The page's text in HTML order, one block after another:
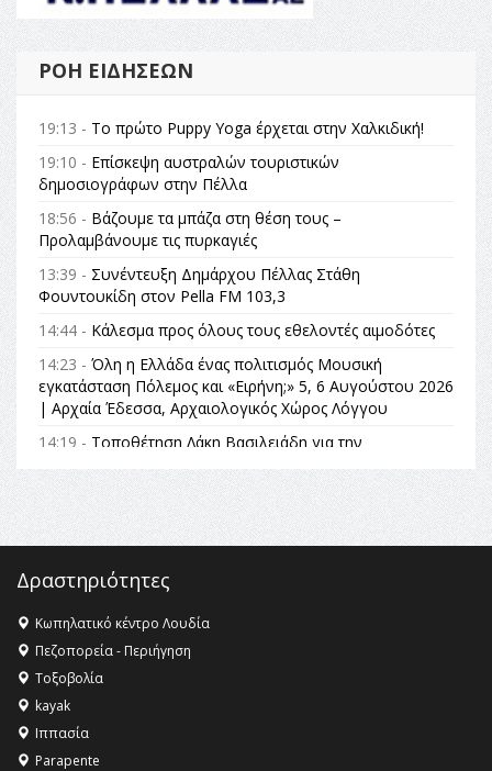
ΡΟΉ ΕΙΔΉΣΕΩΝ
19:13 - Το πρώτο Puppy Yoga έρχεται στην Χαλκιδική!
19:10 - Επίσκεψη αυστραλών τουριστικών
δημοσιογράφων στην Πέλλα
18:56 - Βάζουμε τα μπάζα στη θέση τους –
Προλαμβάνουμε τις πυρκαγιές
13:39 - Συνέντευξη Δημάρχου Πέλλας Στάθη
Φουντουκίδη στον Pella FM 103,3
14:44 - Κάλεσμα προς όλους τους εθελοντές αιμοδότες
14:23 - Όλη η Ελλάδα ένας πολιτισμός Μουσική
εγκατάσταση Πόλεμος και «Ειρήνη;» 5, 6 Αυγούστου 2026
| Αρχαία Έδεσσα, Αρχαιολογικός Χώρος Λόγγου
14:19 - Τοποθέτηση Λάκη Βασιλειάδη για την
θεσμικές διαδικασίες υπάρχει μόνο η ευθύνη απέναντι
στις επόμενες γενιές»
16:35 -Το πρόγραμμα του ΠΑΟΚ στον δεύτερο γύρο του
16:27 - Όλυμπος: Εντάχθηκε στον Κατάλογο Παγκόσμιας
Κληρονομιάς της UNESCO – Ομόφωνη η απόφαση Ο
Όλυμπος αναγνωρίστηκε ως φυσικό και πολιτιστικό
αγαθό εξέχουσας οικουμενικής αξίας για την
ανθρωπότητα
16:18 -
ΣΤΗΝ ΕΔΕΣΣΑ
Δραστηριότητες
Κωπηλατικό κέντρο Λουδία
Πεζοπορεία - Περιήγηση
Τοξοβολία
kayak
Ιππασία
Parapente